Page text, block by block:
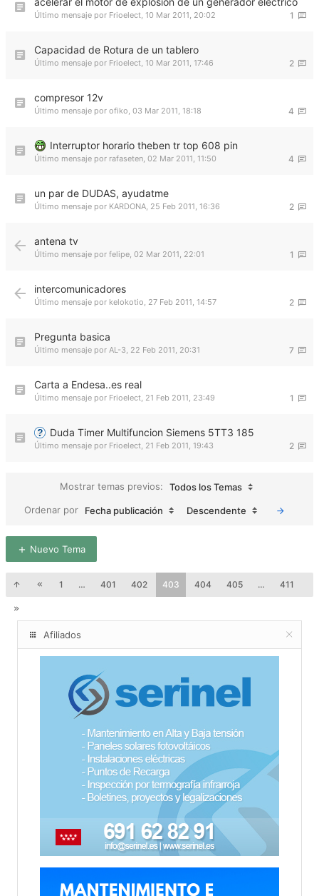
1
Último mensaje por Frioelect, 10 Mar 2011, 20:02
Capacidad de Rotura de un tablero
2
Último mensaje por Frioelect, 10 Mar 2011, 17:46
compresor 12v
4
Último mensaje por ofiko, 03 Mar 2011, 18:18
Interruptor horario theben tr top 608 pin
4
Último mensaje por rafaseten, 02 Mar 2011, 11:50
un par de DUDAS, ayudatme
2
Último mensaje por KARDONA, 25 Feb 2011, 16:36
antena tv
1
Último mensaje por felipe, 02 Mar 2011, 22:01
intercomunicadores
2
Último mensaje por kelokotio, 27 Feb 2011, 14:57
Pregunta basica
7
Último mensaje por AL-3, 22 Feb 2011, 20:31
Carta a Endesa..es real
1
Último mensaje por Frioelect, 21 Feb 2011, 23:49
Duda Timer Multifuncion Siemens 5TT3 185
2
Último mensaje por Frioelect, 21 Feb 2011, 19:43
Mostrar temas previos:
Todos los Temas
Ordenar por
Fecha publicación Descendente
Nuevo Tema
1 … 401 402 403 404 405 … 411
Afiliados